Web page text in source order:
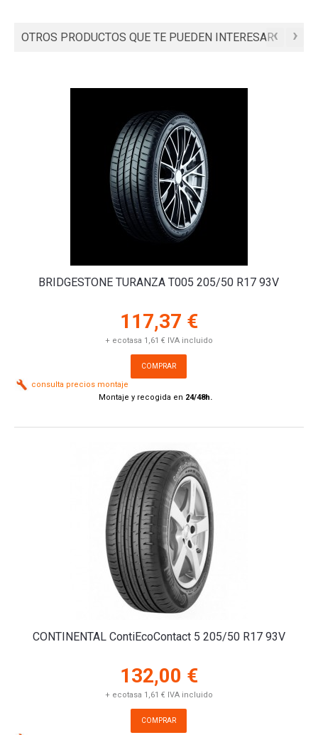
OTROS PRODUCTOS QUE TE PUEDEN INTERESAR‹ ›
BRIDGESTONE TURANZA T005 205/50 R17 93V
117,37 €
+ ecotasa 1,61 € IVA incluido
COMPRAR
consulta precios montaje
Montaje y recogida en 24/48h.
CONTINENTAL ContiEcoContact 5 205/50 R17 93V
132,00 €
+ ecotasa 1,61 € IVA incluido
COMPRAR